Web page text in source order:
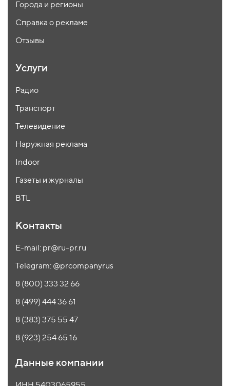
Города и регионы
Справка о рекламе
Отзывы
Услуги
Радио
Транспорт
Телевидение
Наружная реклама
Indoor
Газеты и журналы
BTL
Контакты
E-mail: pr@ru-pr.ru
Telegram: @prcompanyrus
8 (800) 333 32 66
8 (499) 444 36 61
8 (383) 375 55 47
8 (923) 254 65 16
Данные компании